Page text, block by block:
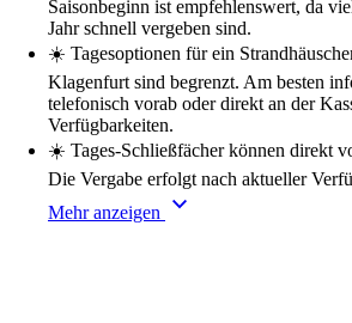
Saisonbeginn ist empfehlenswert, da
Jahr schnell vergeben sind.
☀️ Tagesoptionen für ein
Klagenfurt sind begrenzt. Am besten
telefonisch vorab oder direkt an der
Verfügbarkeiten.
☀️ Tages-Schließfächer können direkt
Die Vergabe erfolgt nach aktueller
Mehr anzeigen
keyboard_arrow_down